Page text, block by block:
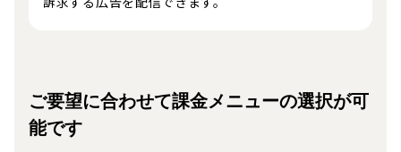
ご要望に合わせて課金メニューの選択が可
能です